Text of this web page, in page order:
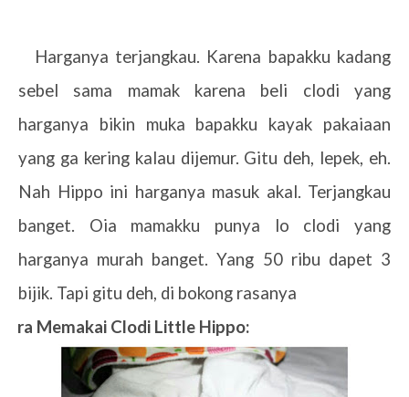
Harganya terjangkau. Karena bapakku kadang
sebel sama mamak karena beli clodi yang
harganya bikin muka bapakku kayak pakaiaan
yang ga kering kalau dijemur. Gitu deh, lepek, eh.
Nah Hippo ini harganya masuk akal. Terjangkau
banget. Oia mamakku punya lo clodi yang
harganya murah banget. Yang 50 ribu dapet 3
bijik. Tapi gitu deh, di bokong rasanya
Memakai Clodi Little Hippo: